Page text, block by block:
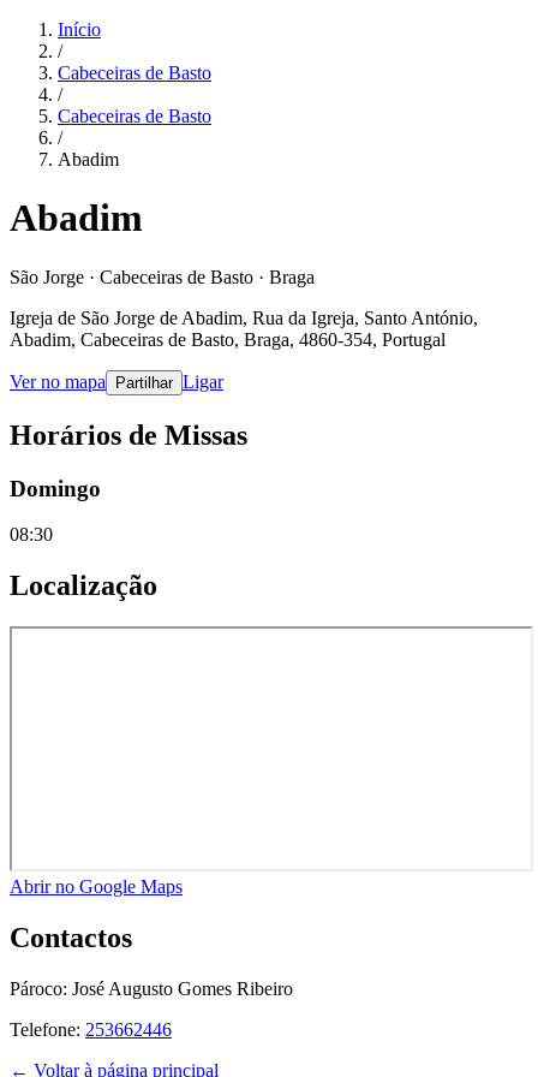
Início
/
Cabeceiras de Basto
/
Cabeceiras de Basto
/
Abadim
Abadim
São Jorge · Cabeceiras de Basto · Braga
Igreja de São Jorge de Abadim, Rua da Igreja, Santo António,
Abadim, Cabeceiras de Basto, Braga, 4860-354, Portugal
Ver no mapa Partilhar Ligar
Horários de Missas
Domingo
08:30
Localização
Abrir no Google Maps
Contactos
Pároco: José Augusto Gomes Ribeiro
Telefone: 253662446
← Voltar à página principal